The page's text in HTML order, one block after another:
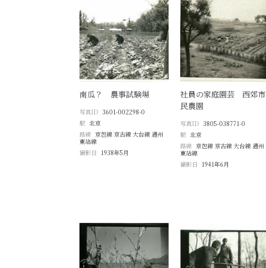
南瓜？ 農事試験場
写真ID 3601-002298-0
駅 北京
路線 京包線 京古線 大台線 通州
東站線
撮影日
1938年5月
社員の家庭園芸 西郊市
民農園
写真ID 3805-038771-0
駅 北京
路線 京包線 京古線 大台線 通州
東站線
撮影日
1941年6月